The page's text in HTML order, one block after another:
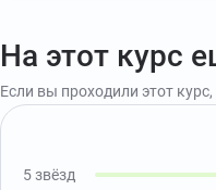
На этот курс
Если вы проходили этот
5 звёзд